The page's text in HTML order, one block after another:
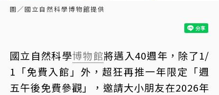
圖／國立自然科學博物館提供
國立自然科學博物館將邁入40週年，除了1/
1「免費入館」外，超狂再推一年限定「週
五午後免費參觀」，邀請大小朋友在2026年